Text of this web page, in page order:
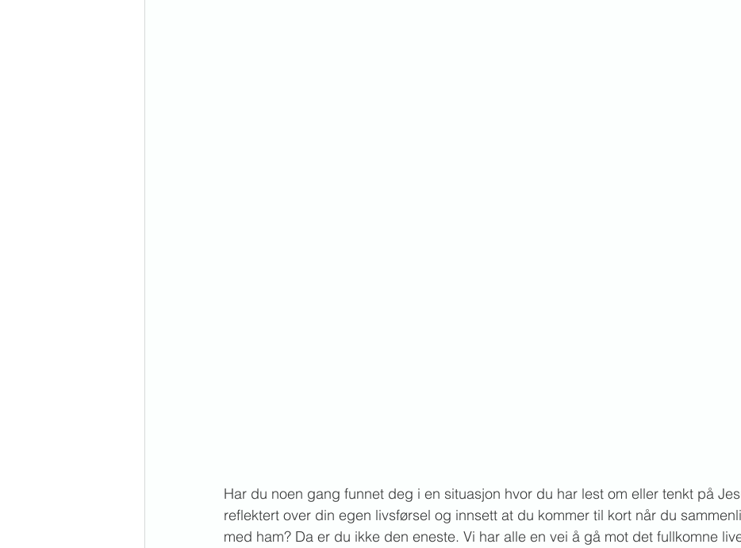
Har du noen gang funnet deg i en situasjon hvor du har lest om eller tenkt på
reflektert over din egen livsførsel og innsett at du kommer til kort når du
med ham? Da er du ikke den eneste. Vi har alle en vei å gå mot det fullkomne